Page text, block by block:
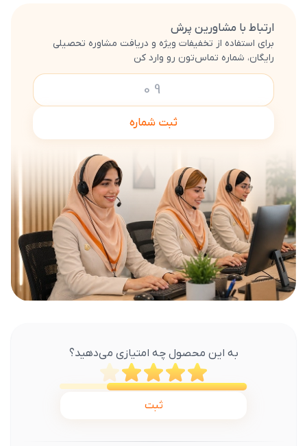
ارتباط با مشاورین پرش
برای استفاده از تخفیفات ویژه و دریافت مشاوره تحصیلی
رایگان، شماره تماس‌تون رو وارد کن
ثبت شماره
به این محصول چه امتیازی می‌دهید؟
ثبت